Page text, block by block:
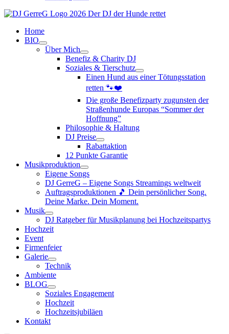
Home
BIO
Über Mich
Benefiz & Charity DJ
Soziales & Tierschutz
Einen Hund aus einer Tötungsstation
retten 🐾❤️
Die große Benefizparty zugunsten der
Straßenhunde Europas “Sommer der
Hoffnung”
Philosophie & Haltung
DJ Preise
Rabattaktion
12 Punkte Garantie
Musikproduktion
Eigene Songs
DJ GerreG – Eigene Songs Streamings weltweit
Auftragsproduktionen 🎵 Dein persönlicher Song.
Deine Marke. Dein Moment.
Musik
DJ Ratgeber für Musikplanung bei Hochzeitspartys
Hochzeit
Event
Firmenfeier
Galerie
Technik
Ambiente
BLOG
Soziales Engagement
Hochzeit
Hochzeitsjubiläen
Kontakt